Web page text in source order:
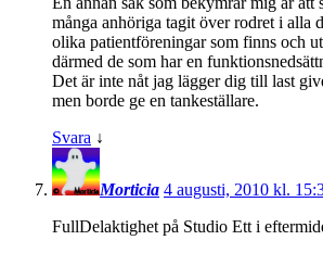
många anhöriga tagit över rodret i alla
olika patientföreningar som finns och
därmed de som har en
Det är inte nåt jag lägger dig till last
men borde ge en tankeställare.
Svara ↓
Morticia 4 augusti, 2010 kl.
FullDelaktighet på Studio Ett i